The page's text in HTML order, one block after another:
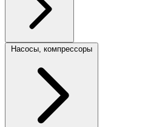
Насосы, компрессоры